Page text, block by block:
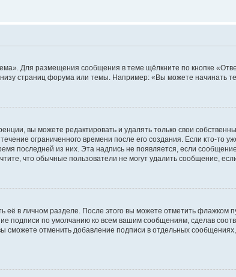
Для размещения сообщения в теме щёлкните по кнопке
страниц форума или темы. Например: «Вы можете начинать
вы можете редактировать и удалять только свои
ограниченного времени после его создания. Если кто-то
последней из них. Эта надпись не появляется, если
что обычные пользователи не могут удалить сообщение,
в личном разделе. После этого вы можете отметить флажком
подписи по умолчанию ко всем вашим сообщениям, сделав
сможете отменить добавление подписи в отдельных